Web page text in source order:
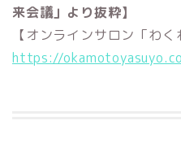
来会議」より抜粋】
【オンラインサロン「わく
https://